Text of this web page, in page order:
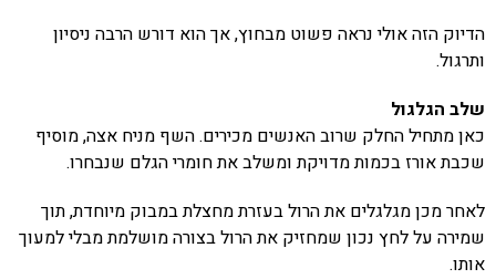
הדיוק הזה אולי נראה פשוט מבחוץ, אך הוא דורש הרבה ניסיון
ותרגול.
שלב הגלגול
כאן מתחיל החלק שרוב האנשים מכירים. השף מניח אצה, מוסיף
שכבת אורז בכמות מדויקת ומשלב את חומרי הגלם שנבחרו.
לאחר מכן מגלגלים את הרול בעזרת מחצלת במבוק מיוחדת, תוך
שמירה על לחץ נכון שמחזיק את הרול בצורה מושלמת מבלי למעוך
אותו.